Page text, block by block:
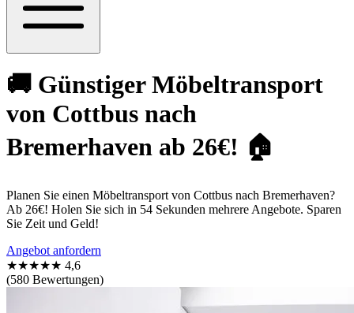
🚚 Günstiger Möbeltransport
von Cottbus nach
Bremerhaven ab 26€! 🏠
Planen Sie einen Möbeltransport von Cottbus nach Bremerhaven?
Ab 26€! Holen Sie sich in 54 Sekunden mehrere Angebote. Sparen
Sie Zeit und Geld!
Angebot anfordern
★★★★★ 4,6
(580 Bewertungen)